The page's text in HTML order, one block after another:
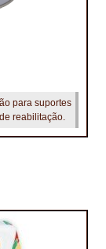
para suportes
reabilitação.